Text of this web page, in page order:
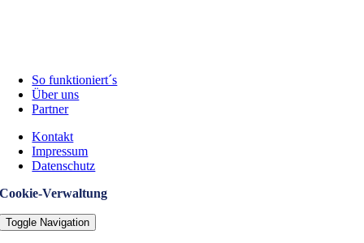
So funktioniert´s
Über uns
Partner
Kontakt
Impressum
Datenschutz
Cookie-Verwaltung
Toggle Navigation